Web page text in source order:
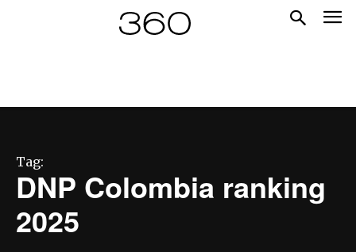
Tag:
​DNP Colombia ranking
2025